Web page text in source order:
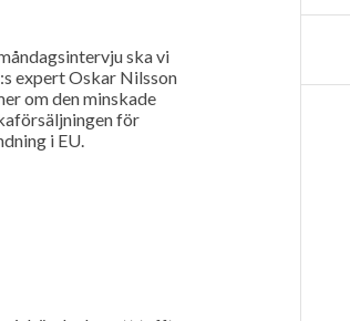
ska vi
expert Oskar Nilsson
om den minskade
för
i EU.